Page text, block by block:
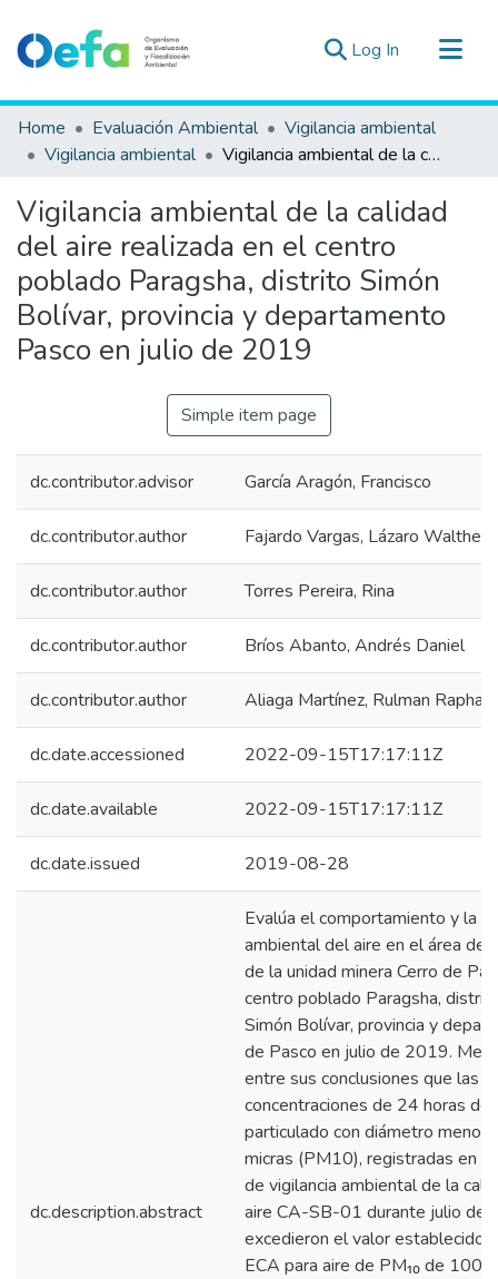
Log In (current)
Communities & Collections
All of DSpace
Estad. Externas
Guias ▾
Home Evaluación Ambiental
Vigilancia ambiental
Vigilancia ambiental
Vigilancia ambiental de la calidad del aire realizada en el centro poblado Paragsha, distrito Simón Bolívar, provincia y departamento Pasco en julio de 2019
Vigilancia ambiental de la calidad
del aire realizada en el centro
poblado Paragsha, distrito Simón
Bolívar, provincia y departamento
Pasco en julio de 2019
Simple item page
dc.contributor.advisor García Aragón, Francisco
dc.contributor.author Fajardo Vargas, Lázaro Walther
dc.contributor.author Torres Pereira, Rina
dc.contributor.author Bríos Abanto, Andrés Daniel
dc.contributor.author Aliaga Martínez, Rulman Raphael
dc.date.accessioned 2022-09-15T17:17:11Z
dc.date.available 2022-09-15T17:17:11Z
dc.date.issued 2019-08-28
dc.description.abstract
Evalúa el comportamiento y la
ambiental del aire en el área de
de la unidad minera Cerro de
centro poblado Paragsha,
Simón Bolívar, provincia y
de Pasco en julio de 2019.
entre sus conclusiones que las
concentraciones de 24 horas de
particulado con diámetro menor
micras (PM10), registradas en
de vigilancia ambiental de la
aire CA-SB-01 durante julio de
excedieron el valor establecido
ECA para aire de PM₁₀ de 100